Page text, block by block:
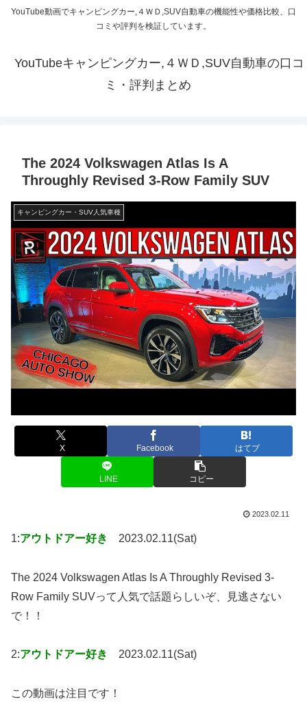
YouTube動画でキャンピングカー,４ＷＤ,SUV自動車の機能性や価格比較、口
コミや評判を検証しています。
YouTubeキャンピングカー,４ＷＤ,SUV自動車の口コ
ミ・評判まとめ
The 2024 Volkswagen Atlas Is A
Throughly Revised 3-Row Family SUV
キャンピングカー・SUV人気車種
X Facebook はてブ
LINE コピー
2023.02.11
1:アウトドアー好き 2023.02.11(Sat)
The 2024 Volkswagen Atlas Is A Throughly Revised 3-
Row Family SUVって人気で話題らしいぞ、見逃さない
で！！
2:アウトドアー好き 2023.02.11(Sat)
この動画は注目です！